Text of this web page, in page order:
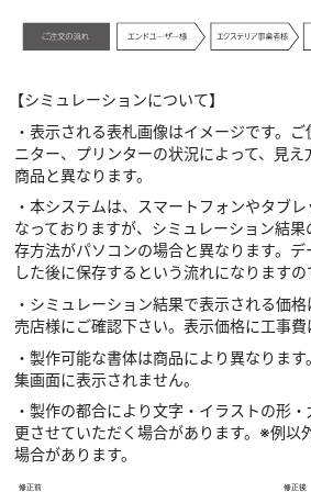
【シミュレーションについて】
・表示される表札画像はイメージです。
ニター、プリンターの状況によって、見
商品と異なります。
・本システムは、スマートフォンやタブ
なっておりますが、シミュレーション結
存方法がパソコンの場合と異なります。
した後に保存するという流れになりますの
・シミュレーション結果で表示される価
売店様にご確認下さい。表示価格に工事費
・製作可能な書体は商品により異なりま
集画面に表示されません。
・製作の都合により文字・イラストの形
更させていただく場合があります。※例以
場合があります。